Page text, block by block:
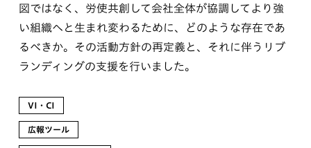
図ではなく、労使共創して会社全体が協調してより強
い組織へと生まれ変わるために、どのような存在であ
るべきか。その活動方針の再定義と、それに伴うリブ
ランディングの支援を行いました。
VI・CI
広報ツール